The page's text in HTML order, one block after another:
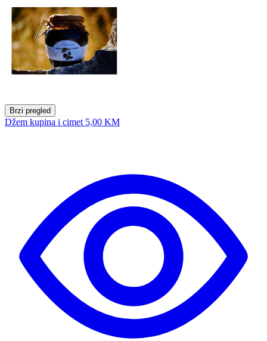
Brzi pregled
Džem kupina i cimet 5,00 KM